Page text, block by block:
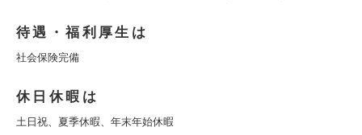
待遇・福利厚生は
社会保険完備
休日休暇は
土日祝、夏季休暇、年末年始休暇